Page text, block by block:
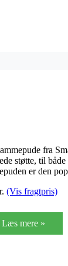
fra
støtte, til
er den
(Vis fragtpris)
Læs mere »